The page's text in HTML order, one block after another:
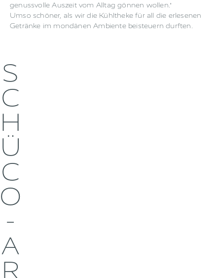
genussvolle Auszeit vom Alltag gönnen wollen."
Umso schöner, als wir die Kühltheke für all die erlesenen
Getränke im mondänen Ambiente beisteuern durften.
S
C
H
Ü
C
O
-
A
R